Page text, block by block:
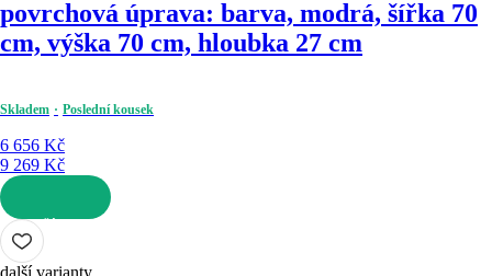
povrchová úprava: barva, modrá, šířka 70
cm, výška 70 cm, hloubka 27 cm
Skladem Poslední kousek
6 656 Kč
9 269 Kč
DO KOŠÍKU